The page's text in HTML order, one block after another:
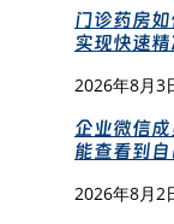
门诊药房
实现快速精
2026年8月3
企业微信
能查看到自
2026年8月2